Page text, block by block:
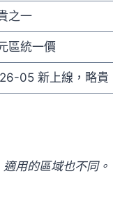
之一
區統一價
05 新上線，略貴
用的區域也不同。